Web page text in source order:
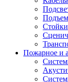
Стойки
Пожарное и